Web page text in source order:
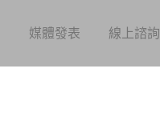
媒體發表 線上諮詢